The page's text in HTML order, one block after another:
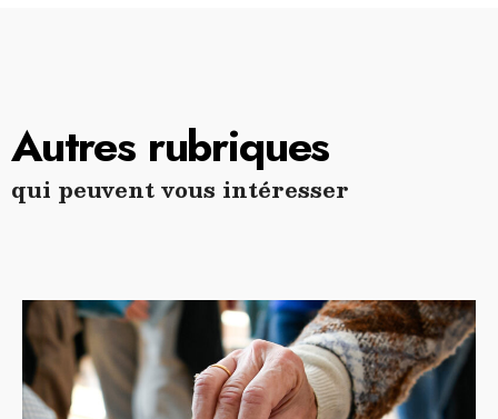
Autres rubriques
qui peuvent vous intéresser